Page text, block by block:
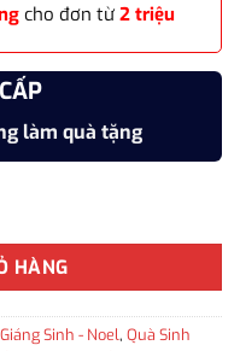
cho đơn từ 2 triệu
làm quà tặng
cho nữ KLTT-WD001 số
HÀNG
Sinh - Noel, Quà Sinh